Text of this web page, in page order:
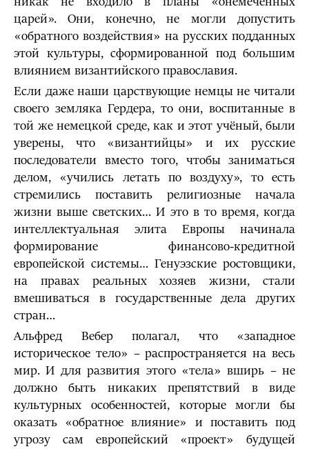
царей». Они, конечно, не могли допустить
«обратного воздействия» на русских подданных
этой культуры, сформированной под большим
влиянием византийского православия.
Если даже наши царствующие немцы не читали
своего земляка Гердера, то они, воспитанные в
той же немецкой среде, как и этот учёный, были
уверены, что «византийцы» и их русские
последователи вместо того, чтобы заниматься
делом, «учились летать по воздуху», то есть
стремились поставить религиозные начала
жизни выше светских… И это в то время, когда
интеллектуальная элита Европы начинала
формирование финансово-кредитной
европейской системы… Генуэзские ростовщики,
на правах реальных хозяев жизни, стали
вмешиваться в государственные дела других
стран…
Альфред Вебер полагал, что «западное
историческое тело» – распространяется на весь
мир. И для развития этого «тела» вширь – не
должно быть никаких препятствий в виде
культурных особенностей, которые могли бы
оказать «обратное влияние» и поставить под
угрозу сам европейский «проект» будущей